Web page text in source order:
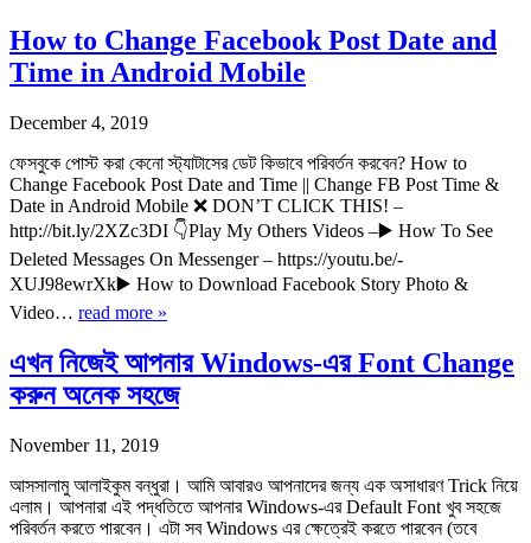
How to Change Facebook Post Date and
Time in Android Mobile
December 4, 2019
ফেসবুকে পোস্ট করা কেনো স্ট্যাটাসের ডেট কিভাবে পরিবর্তন করবেন? How to
Change Facebook Post Date and Time || Change FB Post Time &
Date in Android Mobile ❌ DON’T CLICK THIS! –
http://bit.ly/2XZc3DI 👇Play My Others Videos –▶️ How To See
Deleted Messages On Messenger – https://youtu.be/-
XUJ98ewrXk▶️ How to Download Facebook Story Photo &
Video… read more »
এখন নিজেই আপনার Windows-এর Font Change
করুন অনেক সহজে
November 11, 2019
আসসালামু আলাইকুম বন্ধুরা। আমি আবারও আপনাদের জন্য এক অসাধারণ Trick নিয়ে
এলাম। আপনারা এই পদ্ধতিতে আপনার Windows-এর Default Font খুব সহজে
পরিবর্তন করতে পারবেন। এটা সব Windows এর ক্ষেত্রেই করতে পারবেন (তবে